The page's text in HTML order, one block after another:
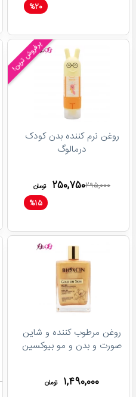
%۲۰
پرفروش ترین!
روغن نرم کننده بدن کودک
درمالوگ
۲۹۵,۰۰۰۲۵۰,۷۵۰ تومان
%۱۵
روغن مرطوب کننده و شاین
صورت و بدن و مو بیوکسین
۱,۴۹۰,۰۰۰ تومان